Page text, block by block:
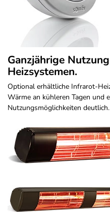
Ganzjährige
Heizsystemen.
Optional erhältliche Infrarot-
Wärme an kühleren Tagen und
Nutzungsmöglichkeiten deutlich.